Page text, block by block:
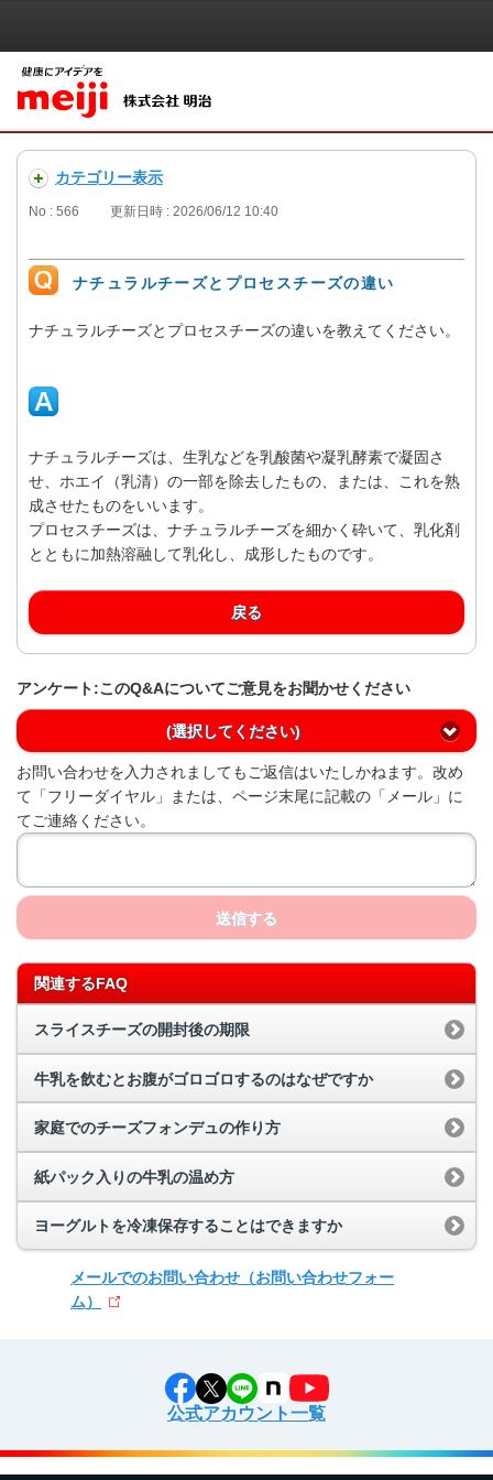
カテゴリー表示
No : 566 更新日時 : 2026/06/12 10:40
ナチュラルチーズとプロセスチーズの違い
ナチュラルチーズとプロセスチーズの違いを教えてください。
ナチュラルチーズは、生乳などを乳酸菌や凝乳酵素で凝固さ
せ、ホエイ（乳清）の一部を除去したもの、または、これを熟
成させたものをいいます。
プロセスチーズは、ナチュラルチーズを細かく砕いて、乳化剤
とともに加熱溶融して乳化し、成形したものです。
戻る
アンケート:このQ&Aについてご意見をお聞かせください
(選択してください)
お問い合わせを入力されましてもご返信はいたしかねます。改め
て「フリーダイヤル」または、ページ末尾に記載の「メール」に
てご連絡ください。
送信する
関連するFAQ
スライスチーズの開封後の期限
牛乳を飲むとお腹がゴロゴロするのはなぜですか
家庭でのチーズフォンデュの作り方
紙パック入りの牛乳の温め方
ヨーグルトを冷凍保存することはできますか
メールでのお問い合わせ （お問い合わせフォー
ム）
公式アカウント一覧